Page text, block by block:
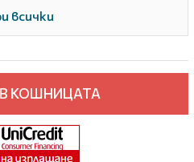
всички
В КОШНИЦАТА